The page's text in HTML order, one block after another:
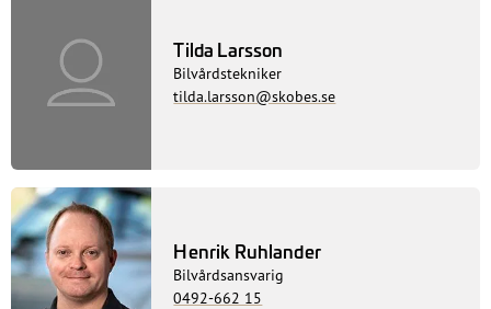
Tilda Larsson
Bilvårdstekniker
tilda.larsson@skobes.se
Henrik Ruhlander
Bilvårdsansvarig
0492-662 15